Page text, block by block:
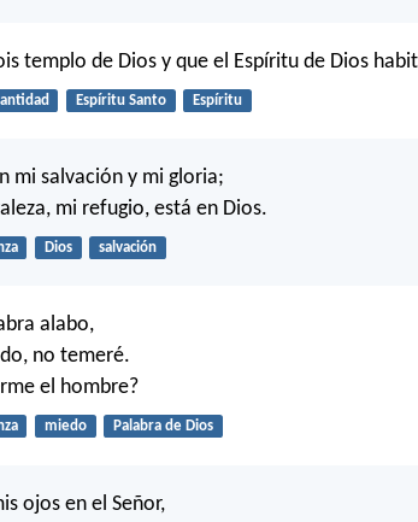
templo de Dios y que el Espíritu de Dios
Espíritu Santo Espíritu
mi salvación y mi gloria;
mi refugio, está en Dios.
Dios salvación
alabo,
no temeré.
el hombre?
miedo Palabra de Dios
ojos en el Señor,